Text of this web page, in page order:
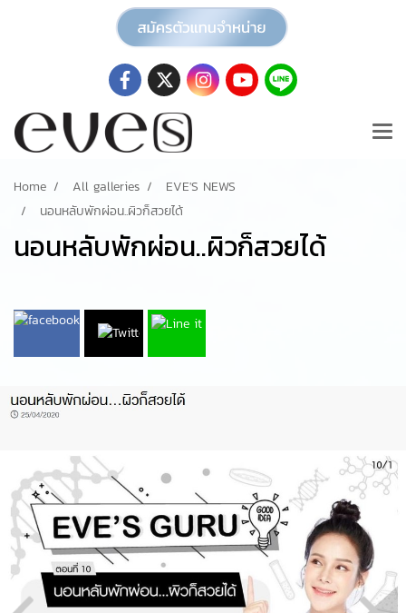
Home All galleries
EVE'S NEWS
นอนหลับพักผ่อน..ผิวก็สวยได้
นอนหลับพักผ่อน..ผิวก็สวยได้